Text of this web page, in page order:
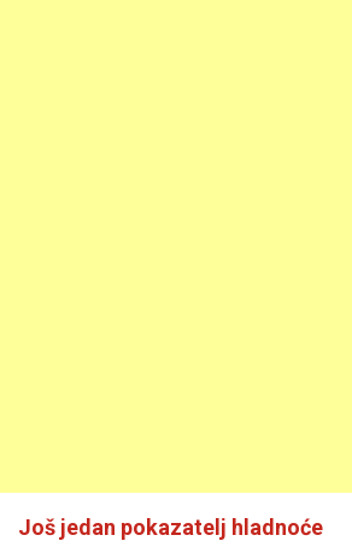
Još jedan pokazatelj hladnoće